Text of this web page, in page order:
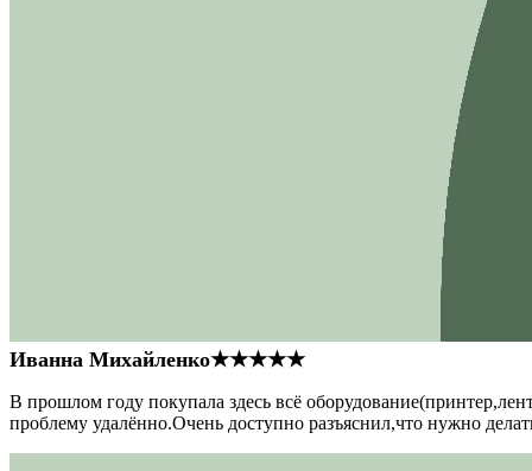
Иванна Михайленко★★★★★
В прошлом году покупала здесь всё
проблему удалённо.Очень доступно разъяснил,что нужно